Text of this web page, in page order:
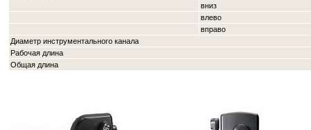
вниз
влево
вправо
Диаметр инструментального канала
Рабочая длина
Общая длина